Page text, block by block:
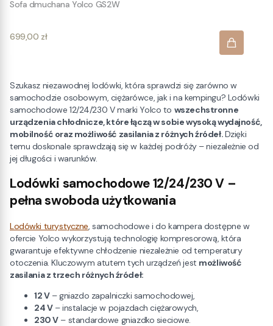
Sofa dmuchana Yolco GS2W
Cena
699,00 zł
Szukasz niezawodnej lodówki, która sprawdzi się zarówno w
samochodzie osobowym, ciężarówce, jak i na kempingu? Lodówki
samochodowe 12/24/230 V marki Yolco to wszechstronne
urządzenia chłodnicze, które łączą w sobie wysoką wydajność,
mobilność oraz możliwość zasilania z różnych źródeł.Dzięki
temu doskonale sprawdzają się w każdej podróży – niezależnie od
jej długości i warunków.
Lodówki samochodowe 12/24/230 V –
pełna swoboda użytkowania
Lodówki turystyczne, samochodowe i do kampera dostępne w
ofercie Yolco wykorzystują technologię kompresorową, która
gwarantuje efektywne chłodzenie niezależnie od temperatury
otoczenia. Kluczowym atutem tych urządzeń jest możliwość
zasilania z trzech różnych źródeł:
12 V– gniazdo zapalniczki samochodowej,
24 V– instalacje w pojazdach ciężarowych,
230 V– standardowe gniazdko sieciowe.